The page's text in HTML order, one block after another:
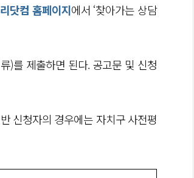
닷컴 홈페이지에서 ‘찾아가는 상담
)를 제출하면 된다. 공고문 및 신청
신청자의 경우에는 자치구 사전평